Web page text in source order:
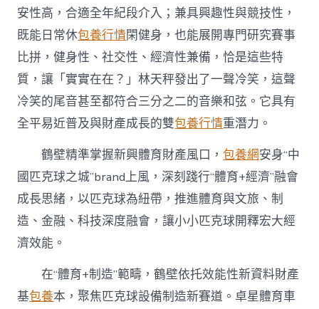
安性高，合適全年紀段介入；兼具興趣性與競技性，
既能日常休包養行情閑健身，也能展開專門研究賽事
比拼，健身性、社交性、經濟性兼備，恰是這些特
質，讓「實實在在？」林天秤發出了一聲冷笑，這聲
冷笑的尾音甚至都符合三分之二的音樂和弦。它具有
全平易近普及與財產成長的雙包養行情重潛力。
鶴壁精準掌握新興體育財產風口，包養網安身“中
國匹克球之城”brand上風，深刻踐行“體育+經濟”融會
成長思緒，以匹克球為紐帶，推進體育與文旅、制
造、金融、科技深度融會，讓小小匹克球開釋宏大經
濟效能。
在“體育+制造”範疇，鶴壁依托效能性新資料財產
基包養本，聚焦匹克球設備制造新賽道。卓星體育車